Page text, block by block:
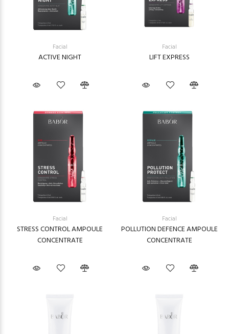
Facial
ACTIVE NIGHT
Facial
LIFT EXPRESS
Facial
STRESS CONTROL AMPOULE
CONCENTRATE
Facial
POLLUTION DEFENCE AMPOULE
CONCENTRATE